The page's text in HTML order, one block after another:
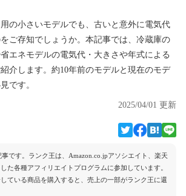
の小さいモデルでも、古いと意外に電気代
ご存知でしょうか。本記事では、冷蔵庫の
エネモデルの電気代・大きさや年式による
介します。約10年前のモデルと現在のモデ
です。
2025/04/01 更新
事です。ランク王は、Amazon.co.jpアソシエイト、楽天
た各種アフィリエイトプログラムに参加しています。
ている商品を購入すると、売上の一部がランク王に還